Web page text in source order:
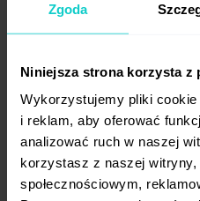
Zgoda
Niniejsza strona korzysta z
Wykorzystujemy pliki
i reklam, aby oferować
analizować ruch w naszej
korzystasz z naszej witryny,
społecznościowym,
W wielkim skrócie:
online. Mimo, że
ograniczoną w
prowadzonych
naprawdę kilka
pomocą możesz
marki, edukować i